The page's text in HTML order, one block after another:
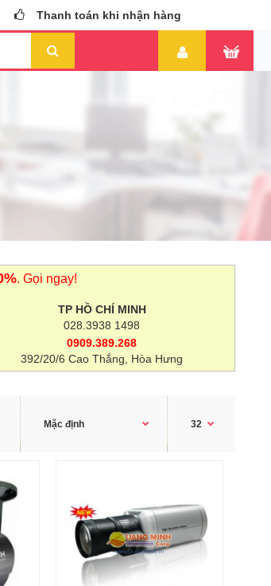
Thanh toán khi nhận hàng
. Gọi ngay!
TP HỒ CHÍ MINH
028.3938 1498
0909.389.268
392/20/6 Cao Thắng, Hòa Hưng
VT-3860W là dòng camera thân hồng
phân giải lên đến 700TVL, sử dụng 36 36
quan sát rõ ràng và sắc nét hơn vào
số kỹ thuật : - Độ phân giải: 700 TV